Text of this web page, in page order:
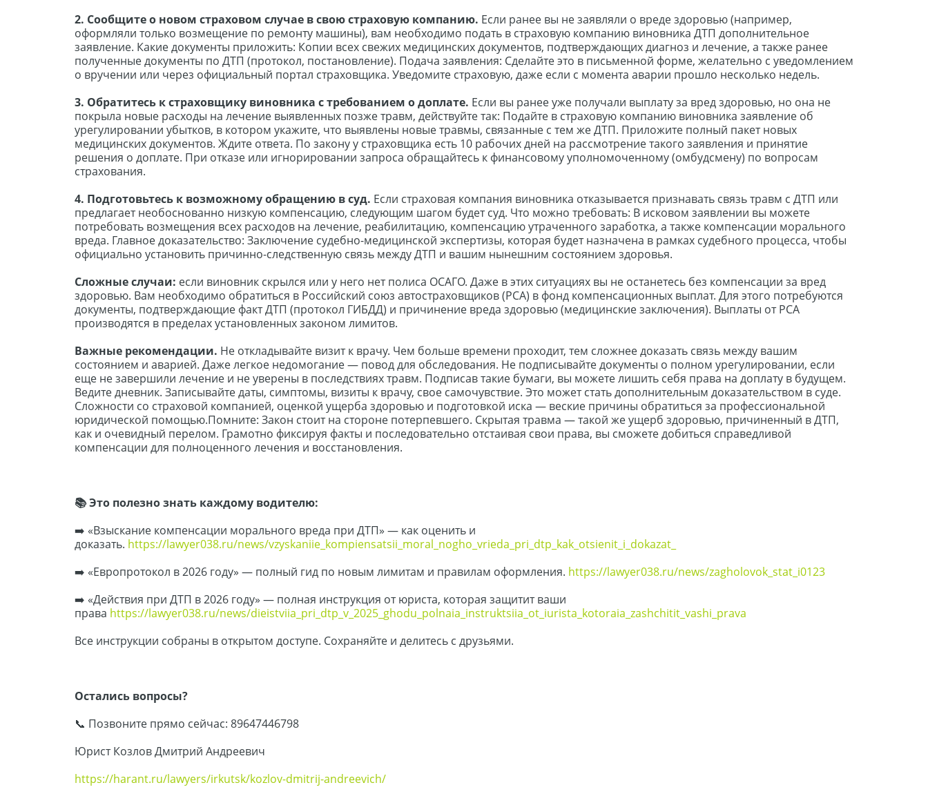
2. Сообщите о новом страховом случае в свою страховую компанию. Если ранее вы не заявляли о вреде здоровью (например,
оформляли только возмещение по ремонту машины), вам необходимо подать в страховую компанию виновника ДТП дополнительное
заявление. Какие документы приложить: Копии всех свежих медицинских документов, подтверждающих диагноз и лечение, а также ранее
полученные документы по ДТП (протокол, постановление). Подача заявления: Сделайте это в письменной форме, желательно с уведомлением
о вручении или через официальный портал страховщика. Уведомите страховую, даже если с момента аварии прошло несколько недель.
3. Обратитесь к страховщику виновника с требованием о доплате. Если вы ранее уже получали выплату за вред здоровью, но она не
покрыла новые расходы на лечение выявленных позже травм, действуйте так: Подайте в страховую компанию виновника заявление об
урегулировании убытков, в котором укажите, что выявлены новые травмы, связанные с тем же ДТП. Приложите полный пакет новых
медицинских документов. Ждите ответа. По закону у страховщика есть 10 рабочих дней на рассмотрение такого заявления и принятие
решения о доплате. При отказе или игнорировании запроса обращайтесь к финансовому уполномоченному (омбудсмену) по вопросам
страхования.
4. Подготовьтесь к возможному обращению в суд. Если страховая компания виновника отказывается признавать связь травм с ДТП или
предлагает необоснованно низкую компенсацию, следующим шагом будет суд. Что можно требовать: В исковом заявлении вы можете
потребовать возмещения всех расходов на лечение, реабилитацию, компенсацию утраченного заработка, а также компенсации морального
вреда. Главное доказательство: Заключение судебно-медицинской экспертизы, которая будет назначена в рамках судебного процесса, чтобы
официально установить причинно-следственную связь между ДТП и вашим нынешним состоянием здоровья.
Сложные случаи: если виновник скрылся или у него нет полиса ОСАГО. Даже в этих ситуациях вы не останетесь без компенсации за вред
здоровью. Вам необходимо обратиться в Российский союз автостраховщиков (РСА) в фонд компенсационных выплат. Для этого потребуются
документы, подтверждающие факт ДТП (протокол ГИБДД) и причинение вреда здоровью (медицинские заключения). Выплаты от РСА
производятся в пределах установленных законом лимитов.
Важные рекомендации. Не откладывайте визит к врачу. Чем больше времени проходит, тем сложнее доказать связь между вашим
состоянием и аварией. Даже легкое недомогание — повод для обследования. Не подписывайте документы о полном урегулировании, если
еще не завершили лечение и не уверены в последствиях травм. Подписав такие бумаги, вы можете лишить себя права на доплату в будущем.
Ведите дневник. Записывайте даты, симптомы, визиты к врачу, свое самочувствие. Это может стать дополнительным доказательством в суде.
Сложности со страховой компанией, оценкой ущерба здоровью и подготовкой иска — веские причины обратиться за профессиональной
юридической помощью.Помните: Закон стоит на стороне потерпевшего. Скрытая травма — такой же ущерб здоровью, причиненный в ДТП,
как и очевидный перелом. Грамотно фиксируя факты и последовательно отстаивая свои права, вы сможете добиться справедливой
компенсации для полноценного лечения и восстановления.
📚 Это полезно знать каждому водителю:
➡️ «Взыскание компенсации морального вреда при ДТП» — как оценить и
доказать. https://lawyer038.ru/news/vzyskaniie_kompiensatsii_moral_nogho_vrieda_pri_dtp_kak_otsienit_i_dokazat_
➡️ «Европротокол в 2026 году» — полный гид по новым лимитам и правилам оформления. https://lawyer038.ru/news/zagholovok_stat_i0123
➡️ «Действия при ДТП в 2026 году» — полная инструкция от юриста, которая защитит ваши
права https://lawyer038.ru/news/dieistviia_pri_dtp_v_2025_ghodu_polnaia_instruktsiia_ot_iurista_kotoraia_zashchitit_vashi_prava
Все инструкции собраны в открытом доступе. Сохраняйте и делитесь с друзьями.
Остались вопросы?
📞 Позвоните прямо сейчас: 89647446798
Юрист Козлов Дмитрий Андреевич
https://harant.ru/lawyers/irkutsk/kozlov-dmitrij-andreevich/